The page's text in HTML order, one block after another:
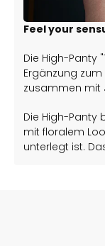
Feel your
Die High-Panty
Ergänzung
zusammen mit
Die High-Panty
mit floralem
unterlegt ist.
gibt dem sexy
Ergänze den